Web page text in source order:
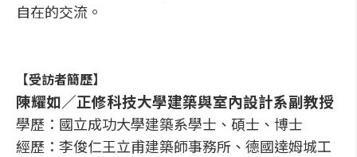
自在的交流。
【受訪者簡歷】
陳耀如／正修科技大學建築與室內設計系副教授
學歷：國立成功大學建築系學士、碩士、博士
經歷：李俊仁王立甫建築師事務所、德國達姆城工